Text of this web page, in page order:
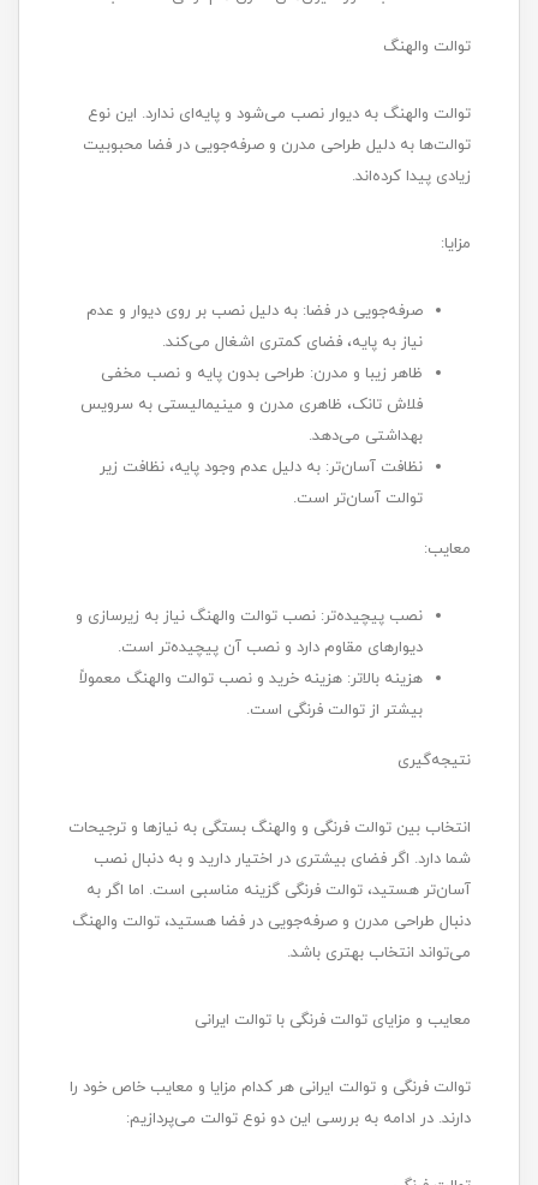
توالت والهنگ
توالت والهنگ به دیوار نصب می‌شود و پایه‌ای ندارد. این نوع
توالت‌ها به دلیل طراحی مدرن و صرفه‌جویی در فضا محبوبیت
زیادی پیدا کرده‌اند.
مزایا:
صرفه‌جویی در فضا: به دلیل نصب بر روی دیوار و عدم
نیاز به پایه، فضای کمتری اشغال می‌کند.
ظاهر زیبا و مدرن: طراحی بدون پایه و نصب مخفی
فلاش تانک، ظاهری مدرن و مینیمالیستی به سرویس
بهداشتی می‌دهد.
نظافت آسان‌تر: به دلیل عدم وجود پایه، نظافت زیر
توالت آسان‌تر است.
معایب:
نصب پیچیده‌تر: نصب توالت والهنگ نیاز به زیرسازی و
دیوارهای مقاوم دارد و نصب آن پیچیده‌تر است.
هزینه بالاتر: هزینه خرید و نصب توالت والهنگ معمولاً
بیشتر از توالت فرنگی است.
نتیجه‌گیری
انتخاب بین توالت فرنگی و والهنگ بستگی به نیازها و ترجیحات
شما دارد. اگر فضای بیشتری در اختیار دارید و به دنبال نصب
آسان‌تر هستید، توالت فرنگی گزینه مناسبی است. اما اگر به
دنبال طراحی مدرن و صرفه‌جویی در فضا هستید، توالت والهنگ
می‌تواند انتخاب بهتری باشد.
معایب و مزایای توالت فرنگی با توالت ایرانی
توالت فرنگی و توالت ایرانی هر کدام مزایا و معایب خاص خود را
دارند. در ادامه به بررسی این دو نوع توالت می‌پردازیم: